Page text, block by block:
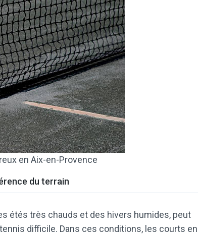
en Aix-en-Provence
du terrain
étés très chauds et des hivers humides, peut
difficile. Dans ces conditions, les courts en